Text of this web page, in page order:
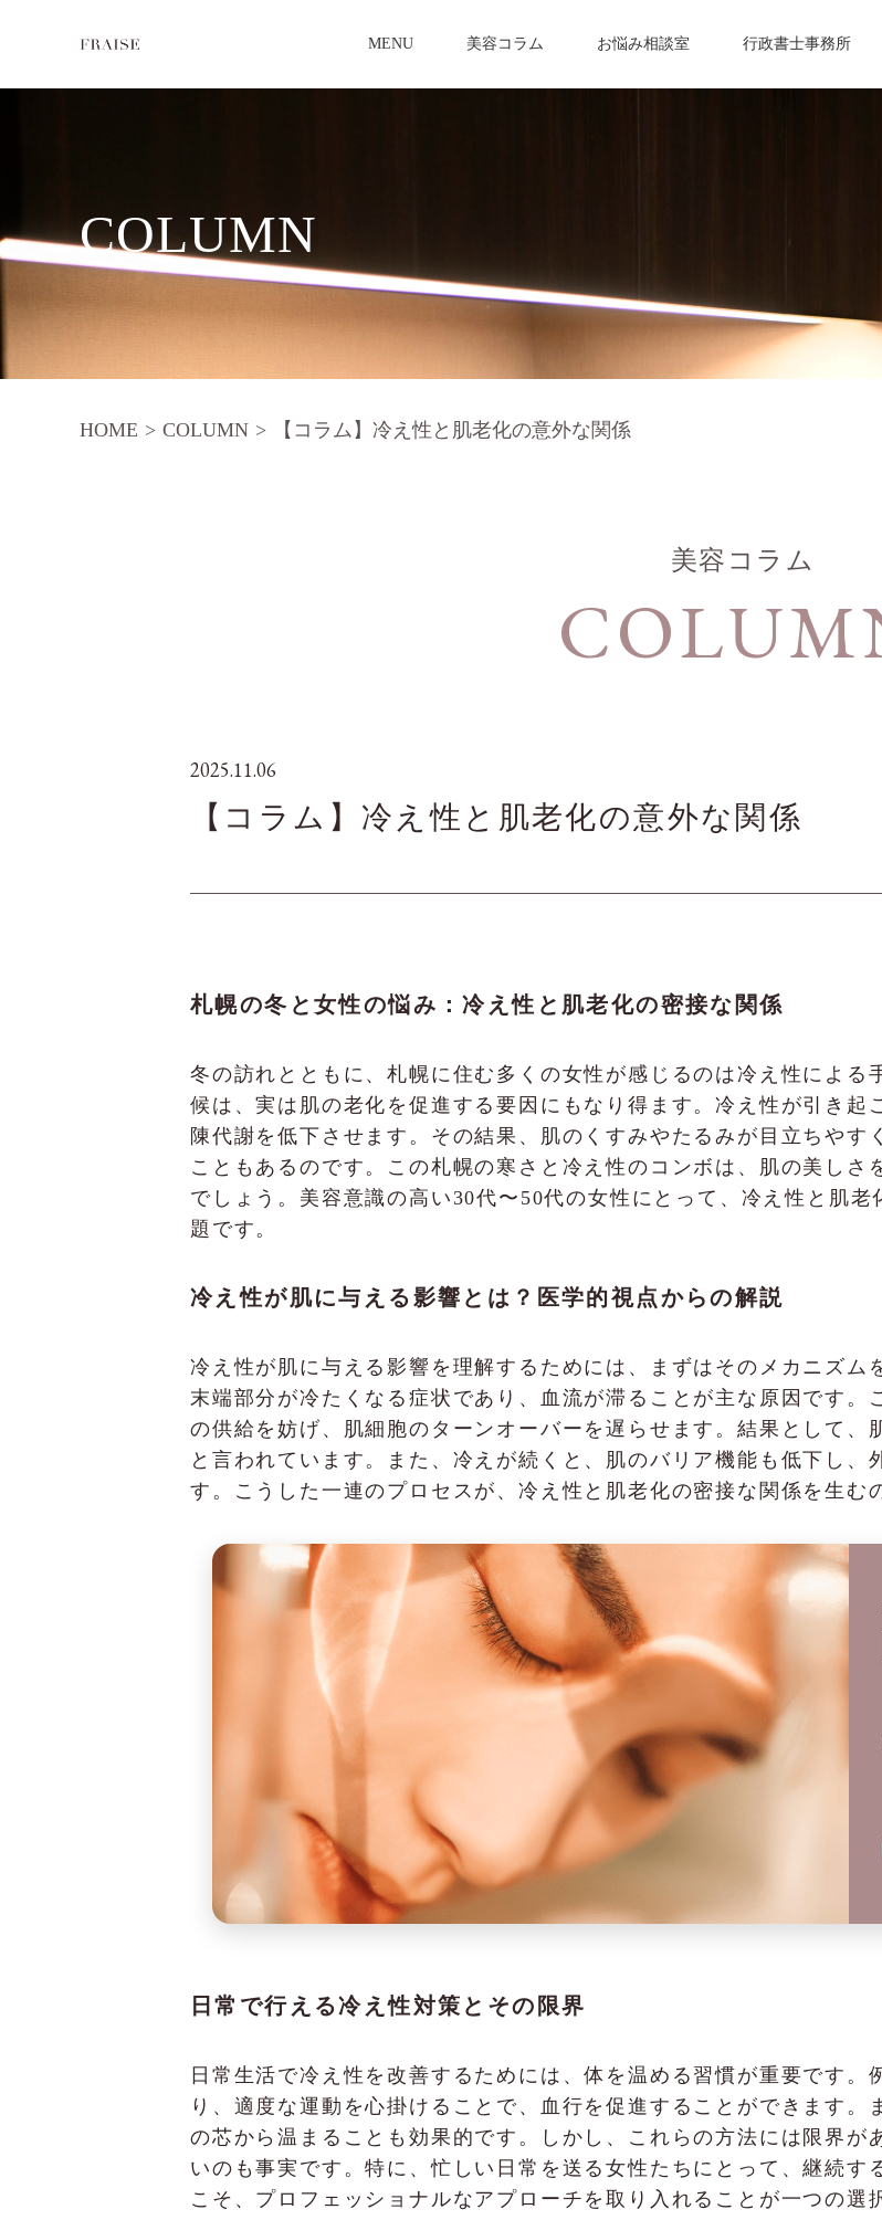
MENU 美容コラム お悩み相談室 行政書士事務所
COLUMN
HOME > COLUMN > 【コラム】冷え性と肌老化の意外な関係
美容コラム
2025.11.06
【コラム】冷え性と肌老化の意外な関係
札幌の冬と女性の悩み：冷え性と肌老化の密接な関係
冬の訪れとともに、札幌に住む多くの女性が感じるのは冷え性による
候は、実は肌の老化を促進する要因にもなり得ます。冷え性が引き起
陳代謝を低下させます。その結果、肌のくすみやたるみが目立ちやす
こともあるのです。この札幌の寒さと冷え性のコンボは、肌の美しさ
でしょう。美容意識の高い30代〜50代の女性にとって、冷え性と肌
題です。
冷え性が肌に与える影響とは？医学的視点からの解説
冷え性が肌に与える影響を理解するためには、まずはそのメカニズム
末端部分が冷たくなる症状であり、血流が滞ることが主な原因です。
の供給を妨げ、肌細胞のターンオーバーを遅らせます。結果として、
と言われています。また、冷えが続くと、肌のバリア機能も低下し、
す。こうした一連のプロセスが、冷え性と肌老化の密接な関係を生む
日常で行える冷え性対策とその限界
日常生活で冷え性を改善するためには、体を温める習慣が重要です。
り、適度な運動を心掛けることで、血行を促進することができます
の芯から温まることも効果的です。しかし、これらの方法には限界が
いのも事実です。特に、忙しい日常を送る女性たちにとって、継続す
こそ、プロフェッショナルなアプローチを取り入れることが一つの選